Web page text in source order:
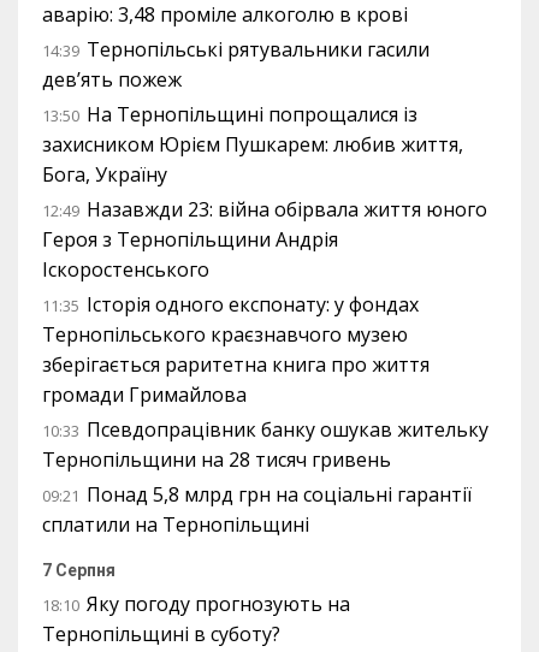
аварію: 3,48 проміле алкоголю в крові
14:39 Тернопільські рятувальники гасили
дев’ять пожеж
13:50 На Тернопільщині попрощалися із
захисником Юрієм Пушкарем: любив життя,
Бога, Україну
12:49 Назавжди 23: війна обірвала життя юного
Героя з Тернопільщини Андрія
Іскоростенського
11:35 Історія одного експонату: у фондах
Тернопільського краєзнавчого музею
зберігається раритетна книга про життя
громади Гримайлова
10:33 Псевдопрацівник банку ошукав жительку
Тернопільщини на 28 тисяч гривень
09:21 Понад 5,8 млрд грн на соціальні гарантії
сплатили на Тернопільщині
7 Серпня
18:10 Яку погоду прогнозують на
Тернопільщині в суботу?